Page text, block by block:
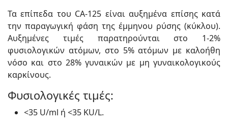
Τα επίπεδα του CA-125 είναι αυξημένα επίσης κατά
την παραγωγική φάση της έμμηνου ρύσης (κύκλου).
Αυξημένες τιμές παρατηρούνται στο 1-2%
φυσιολογικών ατόμων, στο 5% ατόμων με καλοήθη
νόσο και στο 28% γυναικών με μη γυναικολογικούς
καρκίνους.
Φυσιολογικές τιμές:
<35 U/ml ή <35 KU/L.